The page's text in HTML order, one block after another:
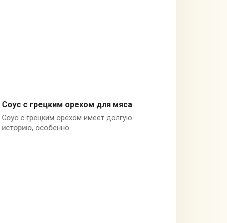
Грецкие орехи
Соус с грецким орехом для мяса
Соус с грецким орехом имеет долгую
историю, особенно